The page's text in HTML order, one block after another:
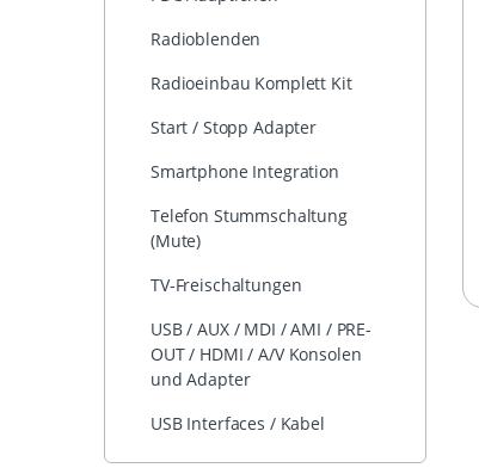
Radioblenden
Radioeinbau Komplett Kit
Start / Stopp Adapter
Smartphone Integration
Telefon Stummschaltung
(Mute)
TV-Freischaltungen
USB / AUX / MDI / AMI / PRE-
OUT / HDMI / A/V Konsolen
und Adapter
USB Interfaces / Kabel